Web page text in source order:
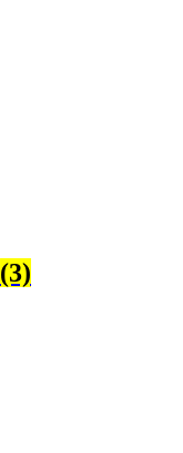
(3)